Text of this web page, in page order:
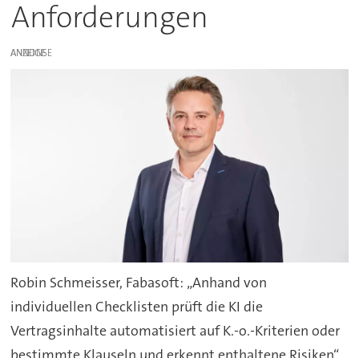
Anforderungen
ANZEIGE
Robin Schmeisser, Fabasoft: „Anhand von
individuellen Checklisten prüft die KI die
Vertragsinhalte automatisiert auf K.-o.-Kriterien oder